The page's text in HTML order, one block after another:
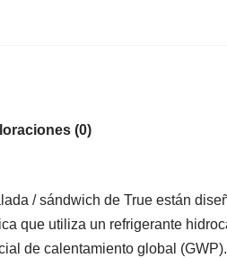
(0)
/ sándwich de True están
que utiliza un refrigerante
de calentamiento global